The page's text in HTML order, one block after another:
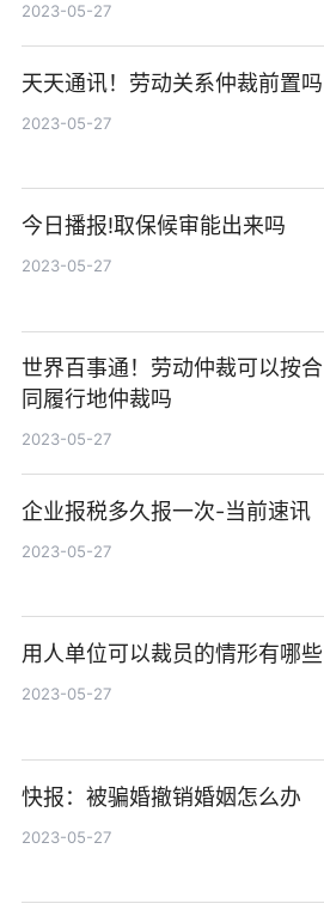
2023-05-27
天天通讯！劳动关系仲裁前置吗
2023-05-27
今日播报!取保候审能出来吗
2023-05-27
世界百事通！劳动仲裁可以按合
同履行地仲裁吗
2023-05-27
企业报税多久报一次-当前速讯
2023-05-27
用人单位可以裁员的情形有哪些
2023-05-27
快报：被骗婚撤销婚姻怎么办
2023-05-27